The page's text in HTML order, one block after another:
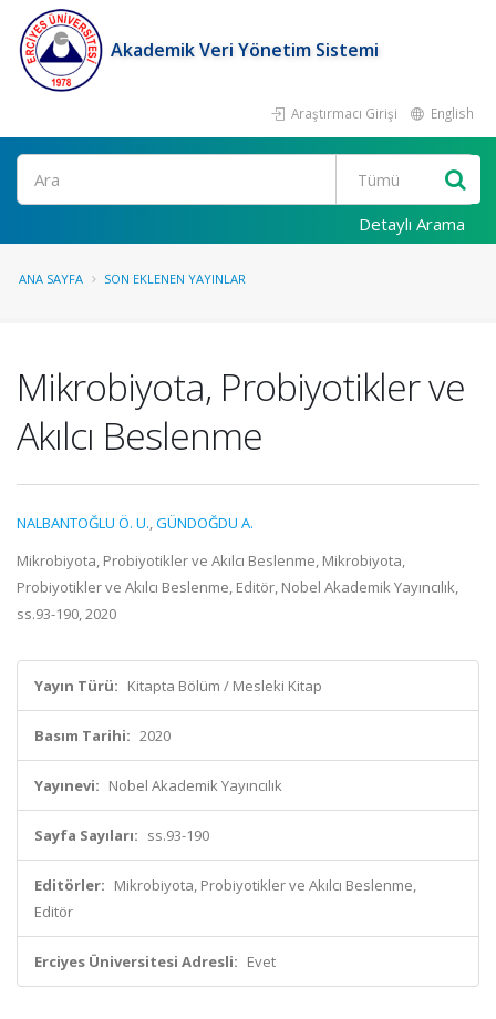
Akademik Veri Yönetim Sistemi
Araştırmacı Girişi English
Ara
Detaylı Arama
ANA SAYFA SON EKLENEN YAYINLAR
Mikrobiyota, Probiyotikler ve
Akılcı Beslenme
NALBANTOĞLU Ö. U.,GÜNDOĞDU A.
Mikrobiyota, Probiyotikler ve Akılcı Beslenme, Mikrobiyota,
Probiyotikler ve Akılcı Beslenme, Editör, Nobel Akademik Yayıncılık,
ss.93-190, 2020
Yayın Türü: Kitapta Bölüm / Mesleki Kitap
Basım Tarihi: 2020
Yayınevi: Nobel Akademik Yayıncılık
Sayfa Sayıları: ss.93-190
Editörler: Mikrobiyota, Probiyotikler ve Akılcı Beslenme,
Editör
Erciyes Üniversitesi Adresli: Evet